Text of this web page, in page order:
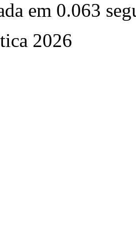
em 0.063
2026